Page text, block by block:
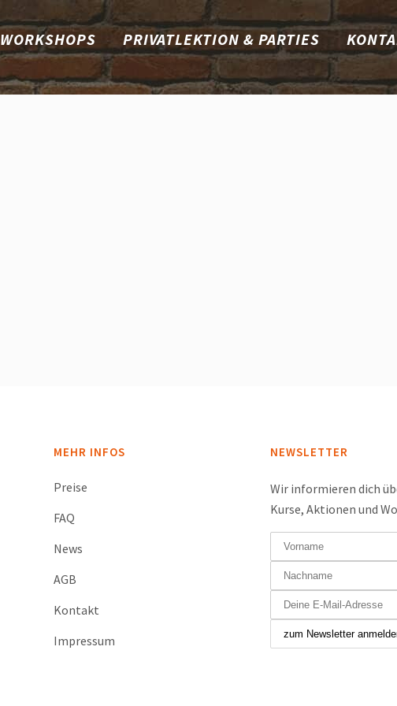
WORKSHOPS PRIVATLEKTION & PARTIES
MEHR INFOS
Preise
FAQ
News
AGB
Kontakt
Impressum
NEWSLETTER
Wir informieren dich
Kurse, Aktionen und